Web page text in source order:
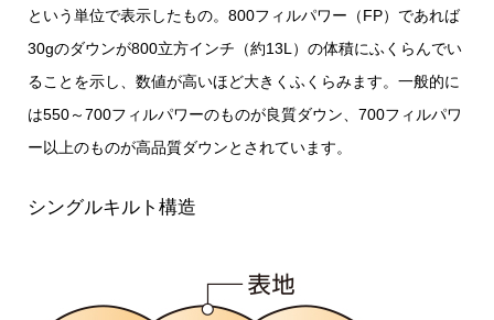
という単位で表示したもの。800フィルパワー（FP）であれば
30gのダウンが800立方インチ（約13L）の体積にふくらんでい
ることを示し、数値が高いほど大きくふくらみます。一般的に
は550～700フィルパワーのものが良質ダウン、700フィルパワ
ー以上のものが高品質ダウンとされています。
シングルキルト構造